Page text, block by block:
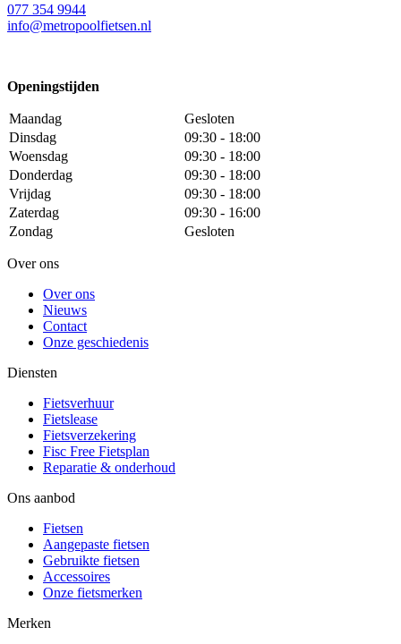
077 354 9944
info@metropoolfietsen.nl
Openingstijden
Maandag
Gesloten
Dinsdag
09:30 - 18:00
Woensdag
09:30 - 18:00
Donderdag
09:30 - 18:00
Vrijdag
09:30 - 18:00
Zaterdag
09:30 - 16:00
Zondag
Gesloten
Over ons
Over ons
Nieuws
Contact
Onze geschiedenis
Diensten
Fietsverhuur
Fietslease
Fietsverzekering
Fisc Free Fietsplan
Reparatie & onderhoud
Ons aanbod
Fietsen
Aangepaste fietsen
Gebruikte fietsen
Accessoires
Onze fietsmerken
Merken